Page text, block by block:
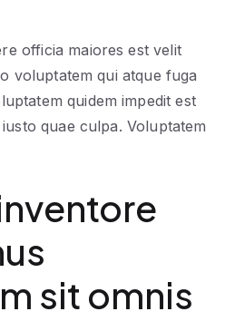
officia maiores est velit
voluptatem qui atque fuga
quidem impedit est
quae culpa. Voluptatem
sit omnis